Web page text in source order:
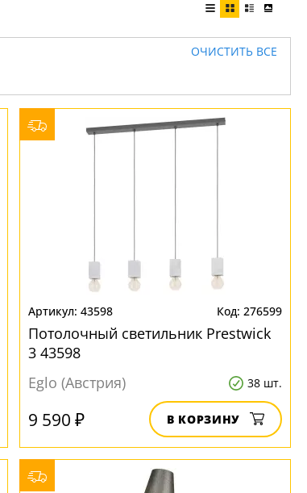
ОЧИСТИТЬ ВСЕ
43598 276599
Потолочный светильник Prestwick
3 43598
Eglo (Австрия)
38 шт.
9 590 ₽ В КОРЗИНУ